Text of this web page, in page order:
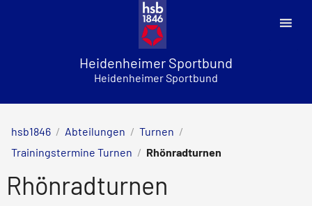
Heidenheimer Sportbund
Heidenheimer Sportbund
hsb1846 / Abteilungen / Turnen /
Trainingstermine Turnen / Rhönradturnen
Rhönradturnen